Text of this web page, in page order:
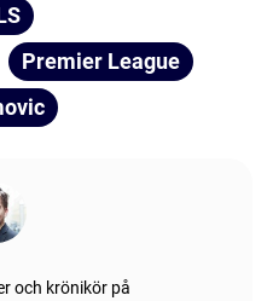
Premier League
och krönikör på